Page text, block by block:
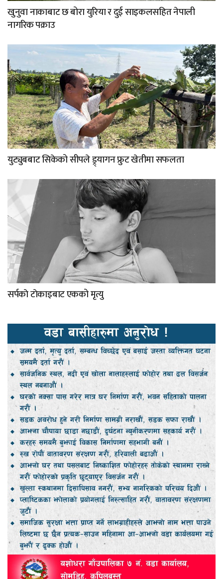
खुनुवा नाकाबाट छ बोरा युरिया र दुई साइकलसहित नेपाली
नागरिक पक्राउ
युट्युबबाट सिकेको सीपले ड्र्यागन फ्रुट खेतीमा सफलता
सर्पकाे टाेकाइबाट एकको मृत्यु